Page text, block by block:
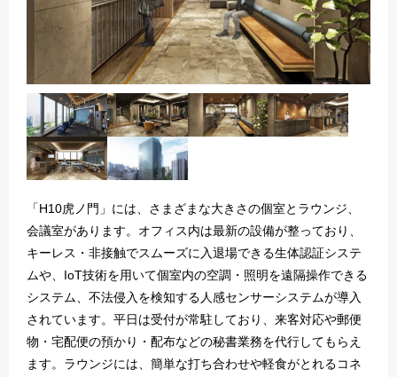
「H10虎ノ門」には、さまざまな大きさの個室とラウンジ、
会議室があります。オフィス内は最新の設備が整っており、
キーレス・非接触でスムーズに入退場できる生体認証システ
ムや、IoT技術を用いて個室内の空調・照明を遠隔操作できる
システム、不法侵入を検知する人感センサーシステムが導入
されています。平日は受付が常駐しており、来客対応や郵便
物・宅配便の預かり・配布などの秘書業務を代行してもらえ
ます。ラウンジには、簡単な打ち合わせや軽食がとれるコネ